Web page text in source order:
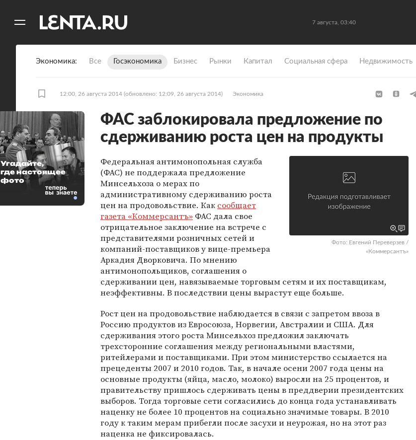
7 августа, 03:40
Экономика Все Госэкономика Бизнес Рынки Капитал Социальная сфера Недвижимость
12:00, 26 августа 2014 (обновлено: 12:09, 26 августа 2014) Экономика
ФАС заблокировала предложение по
сдерживанию роста цен на продукты
Фото: Евгений Переверзев /
«Коммерсантъ»
Федеральная антимонопольная служба
(ФАС) не поддержала предложение
Минсельхоза о мерах по
административному сдерживанию роста
цен на продовольствие. Как сообщает
газета «Коммерсантъ» ФАС дала свое
отрицательное заключение на встрече с
представителями розничных сетей и
компаний-поставщиков у вице-премьера
Аркадия Дворковича. По мнению
антимонопольщиков, соглашения о
сдерживании цен, навязываемые торговым сетям и их поставщикам,
неэффективны. В последствии цены вырастут еще больше.
Рост цен на продовольствие наблюдается в связи с запретом ввоза в
Россию продуктов из Евросоюза, Норвегии, Австралии и США. Для
сдерживания этого роста Минсельхоз предложил заключать
трехсторонние соглашения между региональными властями,
ритейлерами и поставщиками. При этом министерство ссылается на
прецеденты 2007 и 2010 годов. Так, в начале осени 2007 года цены на
основные продукты (яйца, масло, молоко) выросли на 25 процентов, и
правительству пришлось сдерживать цены в преддверии президентских
выборов. Тогда торговые сети согласились до конца года устанавливать
наценку не более 10 процентов на социально значимые товары. В 2010
году к таким мерам прибегли после засухи и неурожая, но на этот раз
наценка не фиксировалась.
Угадайте,
где настоящее
фото